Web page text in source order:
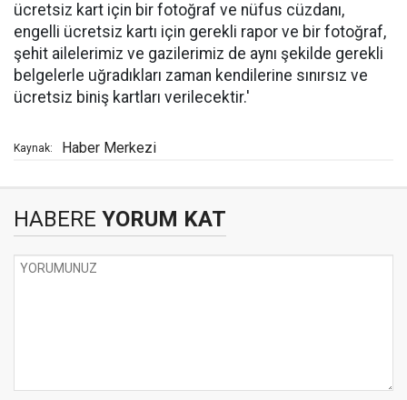
ücretsiz kart için bir fotoğraf ve nüfus cüzdanı,
engelli ücretsiz kartı için gerekli rapor ve bir fotoğraf,
şehit ailelerimiz ve gazilerimiz de aynı şekilde gerekli
belgelerle uğradıkları zaman kendilerine sınırsız ve
ücretsiz biniş kartları verilecektir.'
Kaynak: Haber Merkezi
HABERE YORUM KAT